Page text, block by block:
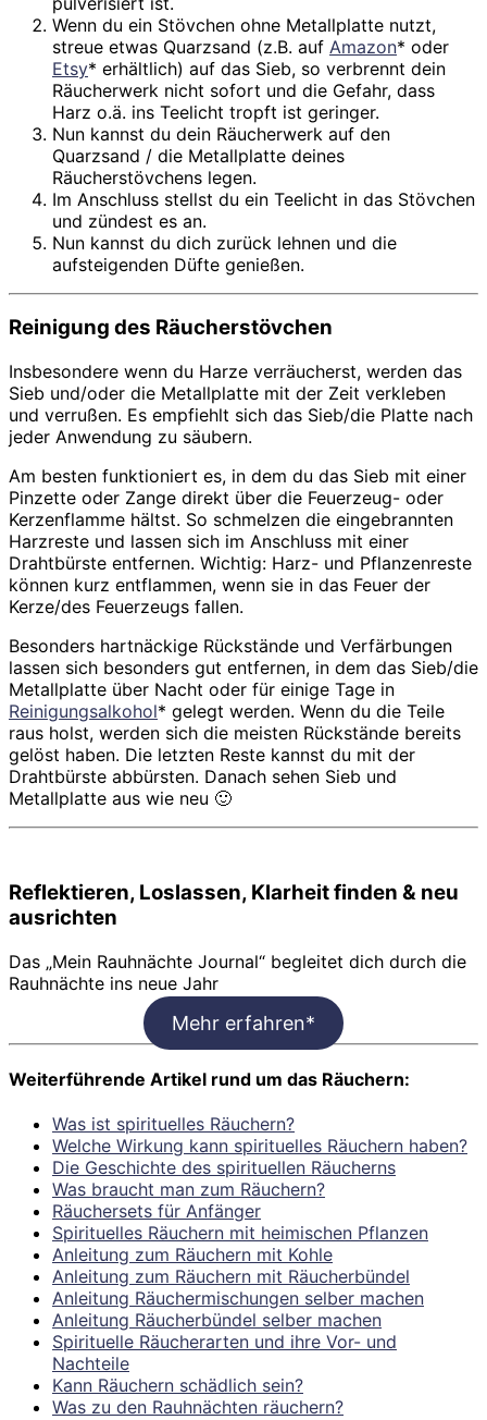
Wenn du ein Stövchen ohne Metallplatte nutzt,
streue etwas Quarzsand (z.B. auf Amazon* oder
Etsy* erhältlich) auf das Sieb, so verbrennt dein
Räucherwerk nicht sofort und die Gefahr, dass
Harz o.ä. ins Teelicht tropft ist geringer.
Nun kannst du dein Räucherwerk auf den
Quarzsand / die Metallplatte deines
Räucherstövchens legen.
Im Anschluss stellst du ein Teelicht in das Stövchen
und zündest es an.
Nun kannst du dich zurück lehnen und die
aufsteigenden Düfte genießen.
Reinigung des Räucherstövchen
Insbesondere wenn du Harze verräucherst, werden das
Sieb und/oder die Metallplatte mit der Zeit verkleben
und verrußen. Es empfiehlt sich das Sieb/die Platte nach
jeder Anwendung zu säubern.
Am besten funktioniert es, in dem du das Sieb mit einer
Pinzette oder Zange direkt über die Feuerzeug- oder
Kerzenflamme hältst. So schmelzen die eingebrannten
Harzreste und lassen sich im Anschluss mit einer
Drahtbürste entfernen. Wichtig: Harz- und Pflanzenreste
können kurz entflammen, wenn sie in das Feuer der
Kerze/des Feuerzeugs fallen.
Besonders hartnäckige Rückstände und Verfärbungen
lassen sich besonders gut entfernen, in dem das Sieb/die
Metallplatte über Nacht oder für einige Tage in
Reinigungsalkohol* gelegt werden. Wenn du die Teile
raus holst, werden sich die meisten Rückstände bereits
gelöst haben. Die letzten Reste kannst du mit der
Drahtbürste abbürsten. Danach sehen Sieb und
Metallplatte aus wie neu 🙂
Reflektieren, Loslassen, Klarheit finden & neu
ausrichten
Das „Mein Rauhnächte Journal“ begleitet dich durch die
Rauhnächte ins neue Jahr
Mehr erfahren*
Weiterführende Artikel rund um das Räuchern:
Was ist spirituelles Räuchern?
Welche Wirkung kann spirituelles Räuchern haben?
Die Geschichte des spirituellen Räucherns
Was braucht man zum Räuchern?
Räuchersets für Anfänger
Spirituelles Räuchern mit heimischen Pflanzen
Anleitung zum Räuchern mit Kohle
Anleitung zum Räuchern mit Räucherbündel
Anleitung Räuchermischungen selber machen
Anleitung Räucherbündel selber machen
Spirituelle Räucherarten und ihre Vor- und
Nachteile
Kann Räuchern schädlich sein?
Was zu den Rauhnächten räuchern?